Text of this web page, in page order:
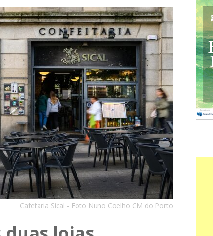
Cafetaria Sical - Foto Nuno Coelho CM do Porto